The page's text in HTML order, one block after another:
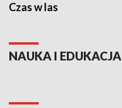
Czas w las
NAUKA I EDUKACJA